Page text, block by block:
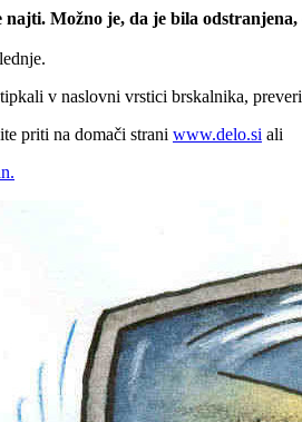
najti. Možno je, da je bila
v naslovni vrstici brskalnika,
priti na domači strani www.delo.si ali